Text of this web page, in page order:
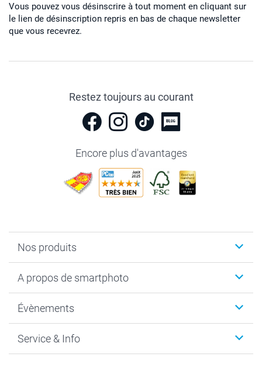
Vous pouvez vous désinscrire à tout moment en cliquant sur
le lien de désinscription repris en bas de chaque newsletter
que vous recevrez.
Restez toujours au courant
Encore plus d'avantages
Nos produits
Cadeaux photo
MyNameBook
Développement photo & Tirage photo
A propos de smartphoto
Durabilité
Gestion des cookies
Évènements
Nouvel An
Service & Info